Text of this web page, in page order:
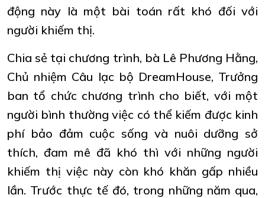
động này là một bài toán rất khó đối với
người khiếm thị.
Chia sẻ tại chương trình, bà Lê Phương Hằng,
Chủ nhiệm Câu lạc bộ DreamHouse, Trưởng
ban tổ chức chương trình cho biết, với một
người bình thường việc có thể kiếm được kinh
phí bảo đảm cuộc sống và nuôi dưỡng sở
thích, đam mê đã khó thì với những người
khiếm thị việc này còn khó khăn gấp nhiều
lần. Trước thực tế đó, trong những năm qua,